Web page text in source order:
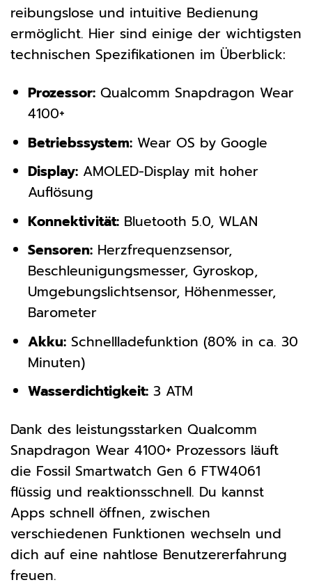
reibungslose und intuitive Bedienung
ermöglicht. Hier sind einige der wichtigsten
technischen Spezifikationen im Überblick:
Prozessor:Qualcomm Snapdragon Wear
4100+
Betriebssystem:Wear OS by Google
Display:AMOLED-Display mit hoher
Auflösung
Konnektivität:Bluetooth 5.0, WLAN
Sensoren:Herzfrequenzsensor,
Beschleunigungsmesser, Gyroskop,
Umgebungslichtsensor, Höhenmesser,
Barometer
Akku:Schnellladefunktion (80% in ca. 30
Minuten)
Wasserdichtigkeit:3 ATM
Dank des leistungsstarken Qualcomm
Snapdragon Wear 4100+ Prozessors läuft
die Fossil Smartwatch Gen 6 FTW4061
flüssig und reaktionsschnell. Du kannst
Apps schnell öffnen, zwischen
verschiedenen Funktionen wechseln und
dich auf eine nahtlose Benutzererfahrung
freuen.